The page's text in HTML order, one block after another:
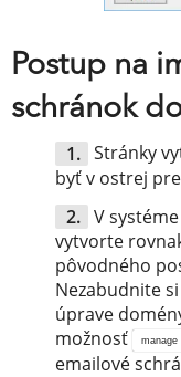
Postup na
schránok
Stránky
byť v ostrej
V systéme
vytvorte
pôvodného
Nezabudnite
úprave
možnosť
manage
emailové